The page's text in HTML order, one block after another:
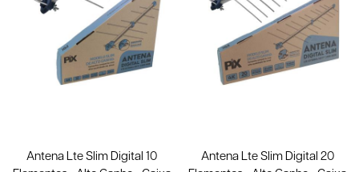
Antena Lte Slim Digital 10
Antena Lte Slim Digital 20